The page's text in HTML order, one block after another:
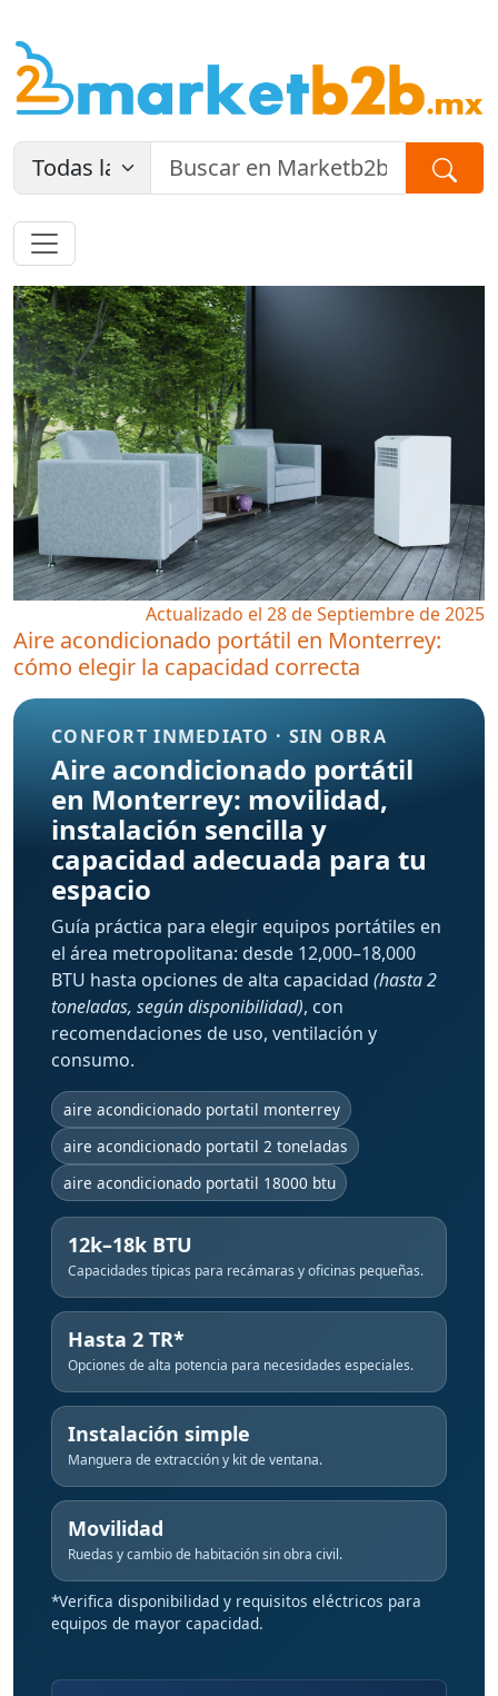
Actualizado el 28 de Septiembre de 2025
Aire acondicionado portátil en Monterrey:
cómo elegir la capacidad correcta
CONFORT INMEDIATO · SIN OBRA
Aire acondicionado portátil
en Monterrey: movilidad,
instalación sencilla y
capacidad adecuada para tu
espacio
Guía práctica para elegir equipos portátiles en
el área metropolitana: desde 12,000–18,000
BTU hasta opciones de alta capacidad (hasta 2
toneladas, según disponibilidad), con
recomendaciones de uso, ventilación y
consumo.
aire acondicionado portatil monterrey
aire acondicionado portatil 2 toneladas
aire acondicionado portatil 18000 btu
12k–18k BTU
Capacidades típicas para recámaras y oficinas pequeñas.
Hasta 2 TR*
Opciones de alta potencia para necesidades especiales.
Instalación simple
Manguera de extracción y kit de ventana.
Movilidad
Ruedas y cambio de habitación sin obra civil.
*Verifica disponibilidad y requisitos eléctricos para
equipos de mayor capacidad.